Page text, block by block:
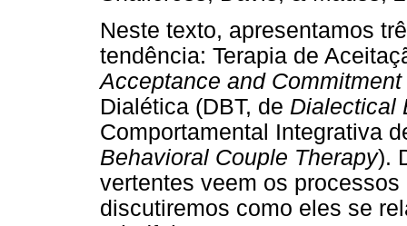
Neste texto, apresentamos
tendência: Terapia de
Acceptance and
Dialética (DBT, de Dialectical
Comportamental Integrativa
Behavioral Couple Therapy).
vertentes veem os
discutiremos como eles se